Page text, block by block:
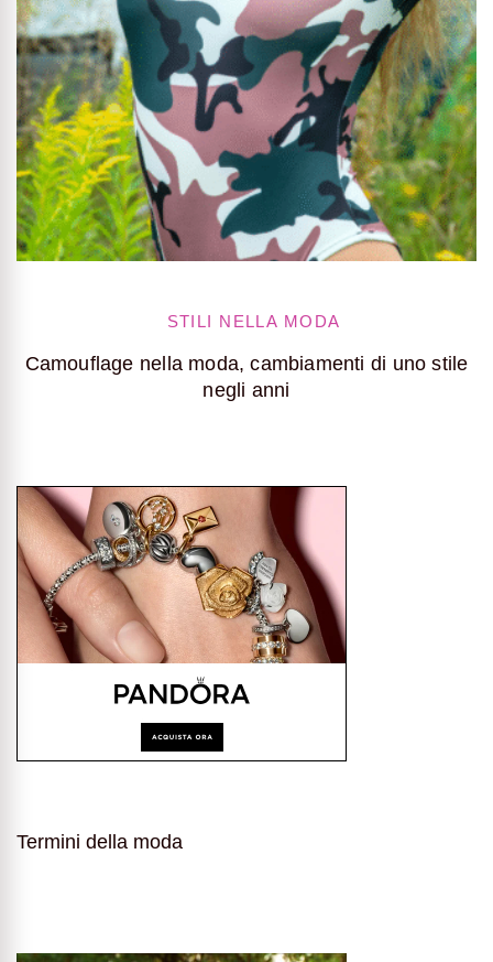
STILI NELLA MODA
Camouflage nella moda, cambiamenti di uno stile
negli anni
Termini della moda